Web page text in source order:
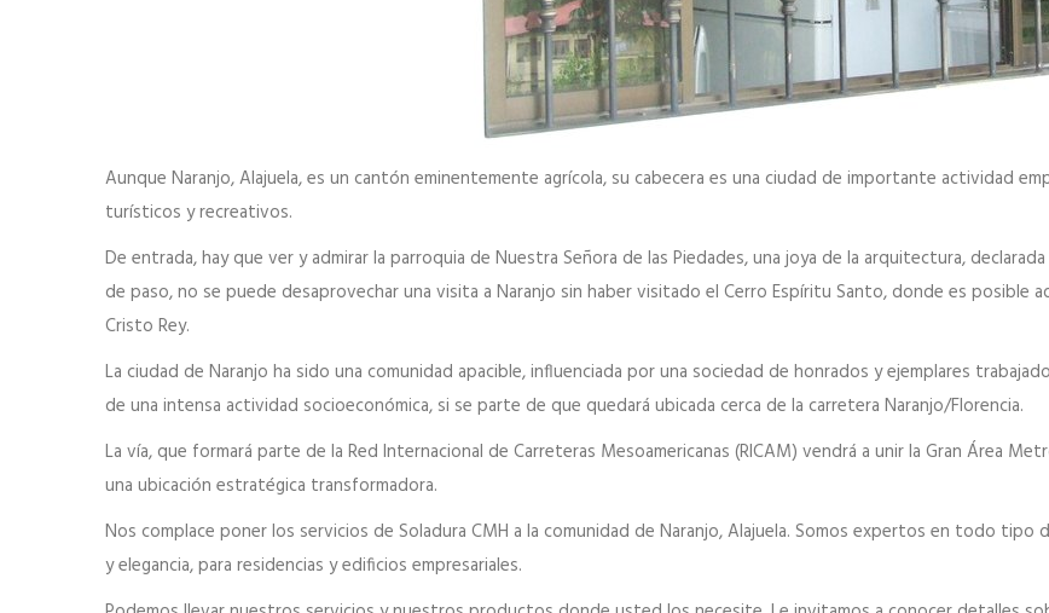
Aunque Naranjo, Alajuela, es un cantón eminentemente agrícola, su cabecera es una ciudad de importante actividad
turísticos y recreativos.
De entrada, hay que ver y admirar la parroquia de Nuestra Señora de las Piedades, una joya de la arquitectura,
de paso, no se puede desaprovechar una visita a Naranjo sin haber visitado el Cerro Espíritu Santo, donde es posible
Cristo Rey.
La ciudad de Naranjo ha sido una comunidad apacible, influenciada por una sociedad de honrados y ejemplares
de una intensa actividad socioeconómica, si se parte de que quedará ubicada cerca de la carretera Naranjo/Florencia.
La vía, que formará parte de la Red Internacional de Carreteras Mesoamericanas (RICAM) vendrá a unir la Gran Área
una ubicación estratégica transformadora.
Nos complace poner los servicios de Soladura CMH a la comunidad de Naranjo, Alajuela. Somos expertos en todo
y elegancia, para residencias y edificios empresariales.